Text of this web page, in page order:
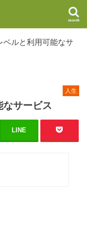
search
ベルと利用可能なサ
人生
サービス
LINE